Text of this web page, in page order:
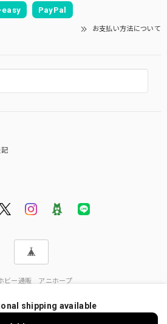
easy PayPal
お支払い方法について
ビー通販 アニホープ
shipping available
ョップに質問する